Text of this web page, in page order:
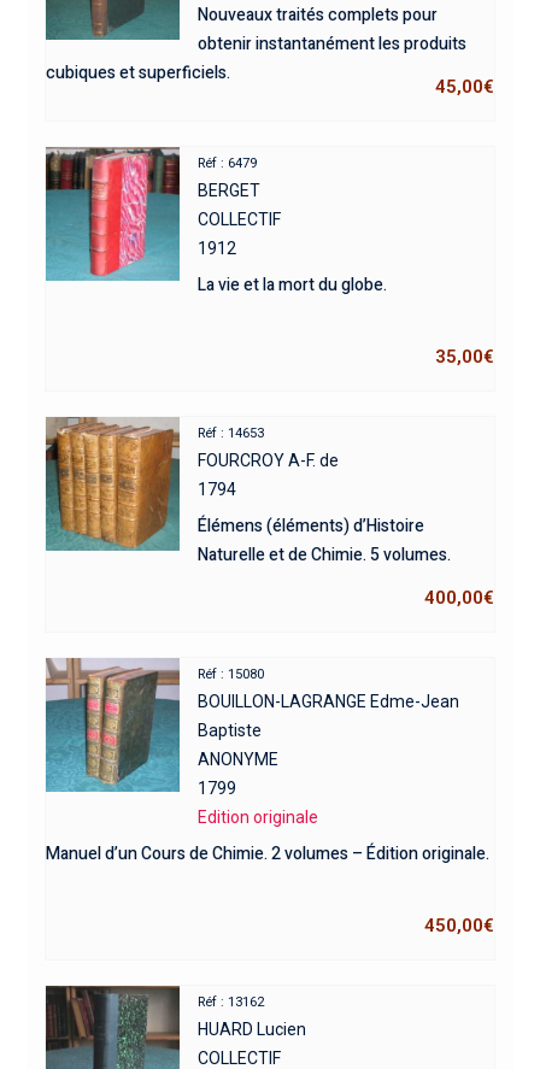
Nouveaux traités complets pour
obtenir instantanément les produits
cubiques et superficiels.
45,00€
Réf : 6479
BERGET
COLLECTIF
1912
La vie et la mort du globe.
35,00€
Réf : 14653
FOURCROY A-F. de
1794
Élémens (éléments) d’Histoire
Naturelle et de Chimie. 5 volumes.
400,00€
Réf : 15080
BOUILLON-LAGRANGE Edme-Jean
Baptiste
ANONYME
1799
Edition originale
Manuel d’un Cours de Chimie. 2 volumes – Édition originale.
450,00€
Réf : 13162
HUARD Lucien
COLLECTIF